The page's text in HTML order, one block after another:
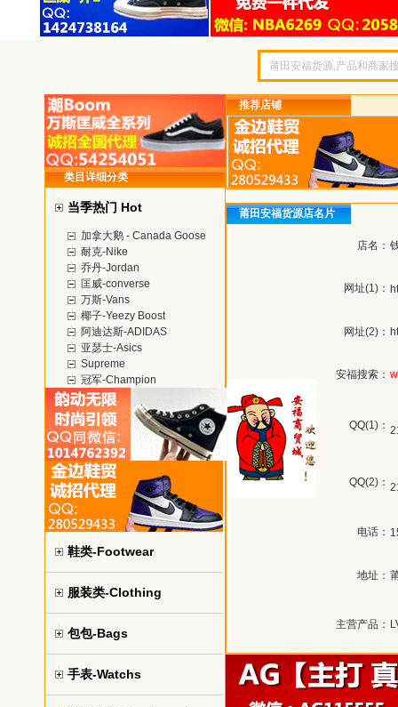
类目详细分类
当季热门 Hot
加拿大鹅 - Canada Goose
耐克-Nike
乔丹-Jordan
匡威-converse
万斯-Vans
椰子-Yeezy Boost
阿迪达斯-ADIDAS
亚瑟士-Asics
Supreme
冠军-Champion
鞋类-Footwear
服装类-Clothing
包包-Bags
手表-Watchs
推荐店铺
莆田安福货源店名片
店名：
网址(1)：
网址(2)：
安福搜索：
QQ(1)：
QQ(2)：
电话：
地址：
主营产品：